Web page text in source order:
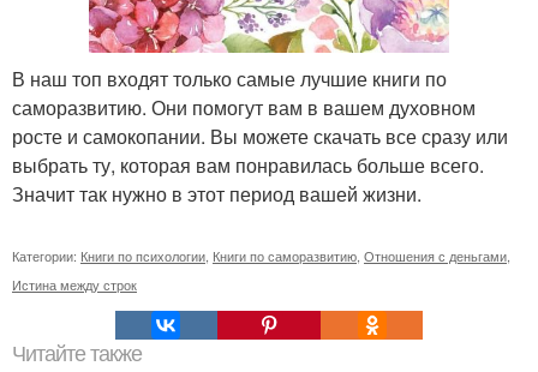
В наш топ входят только самые лучшие книги по
саморазвитию. Они помогут вам в вашем духовном
росте и самокопании. Вы можете скачать все сразу или
выбрать ту, которая вам понравилась больше всего.
Значит так нужно в этот период вашей жизни.
Категории: Книги по психологии, Книги по саморазвитию, Отношения с деньгами,
Истина между строк
Читайте также